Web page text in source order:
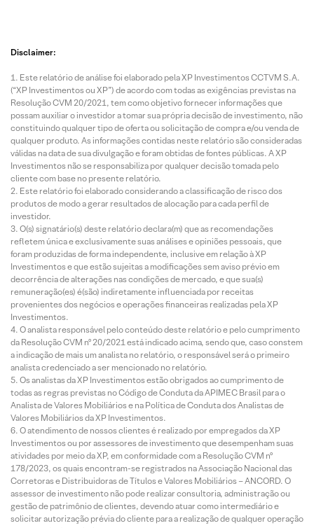
Disclaimer:
Este relatório de análise foi elaborado pela XP Investimentos CCTVM S.A.
(“XP Investimentos ou XP”) de acordo com todas as exigências previstas na
Resolução CVM 20/2021, tem como objetivo fornecer informações que
possam auxiliar o investidor a tomar sua própria decisão de investimento, não
constituindo qualquer tipo de oferta ou solicitação de compra e/ou venda de
qualquer produto. As informações contidas neste relatório são consideradas
válidas na data de sua divulgação e foram obtidas de fontes públicas. A XP
Investimentos não se responsabiliza por qualquer decisão tomada pelo
cliente com base no presente relatório.
Este relatório foi elaborado considerando a classificação de risco dos
produtos de modo a gerar resultados de alocação para cada perfil de
investidor.
O(s) signatário(s) deste relatório declara(m) que as recomendações
refletem única e exclusivamente suas análises e opiniões pessoais, que
foram produzidas de forma independente, inclusive em relação à XP
Investimentos e que estão sujeitas a modificações sem aviso prévio em
decorrência de alterações nas condições de mercado, e que sua(s)
remuneração(es) é(são) indiretamente influenciada por receitas
provenientes dos negócios e operações financeiras realizadas pela XP
Investimentos.
O analista responsável pelo conteúdo deste relatório e pelo cumprimento
da Resolução CVM nº 20/2021 está indicado acima, sendo que, caso constem
a indicação de mais um analista no relatório, o responsável será o primeiro
analista credenciado a ser mencionado no relatório.
Os analistas da XP Investimentos estão obrigados ao cumprimento de
todas as regras previstas no Código de Conduta da APIMEC Brasil para o
Analista de Valores Mobiliários e na Política de Conduta dos Analistas de
Valores Mobiliários da XP Investimentos.
O atendimento de nossos clientes é realizado por empregados da XP
Investimentos ou por assessores de investimento que desempenham suas
atividades por meio da XP, em conformidade com a Resolução CVM nº
178/2023, os quais encontram-se registrados na Associação Nacional das
Corretoras e Distribuidoras de Títulos e Valores Mobiliários – ANCORD. O
assessor de investimento não pode realizar consultoria, administração ou
gestão de patrimônio de clientes, devendo atuar como intermediário e
solicitar autorização prévia do cliente para a realização de qualquer operação